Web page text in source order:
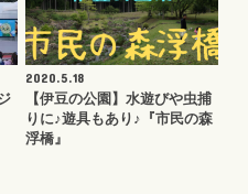
2020.5.18
【伊豆の公園】水遊びや虫捕
りに♪遊具もあり♪『市民の森
浮橋』